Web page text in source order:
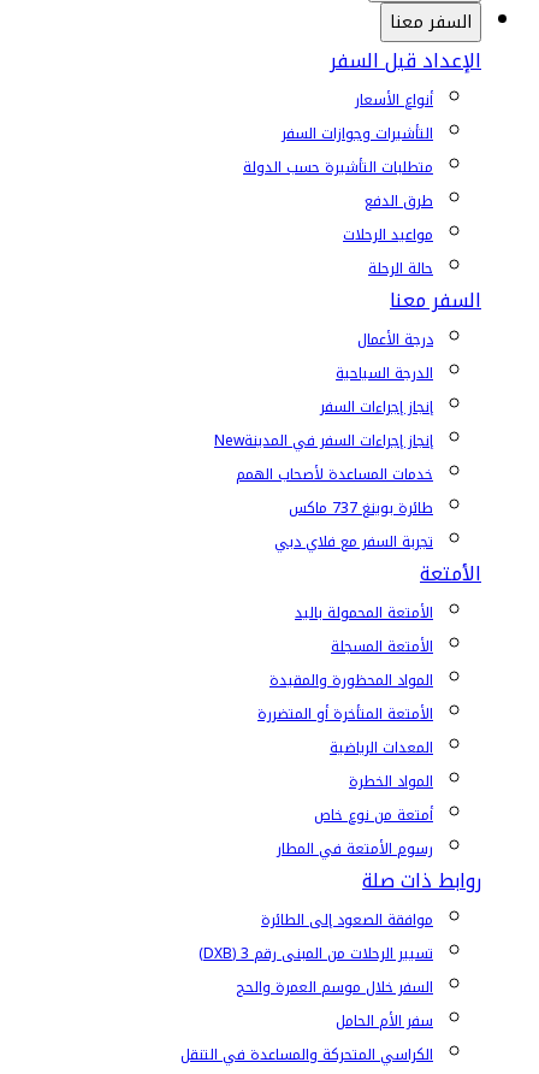
السفر معنا
الإعداد قبل السفر
أنواع الأسعار
التأشيرات وجوازات السفر
متطلبات التأشيرة حسب الدولة
طرق الدفع
مواعيد الرحلات
حالة الرحلة
السفر معنا
درجة الأعمال
الدرجة السياحية
إنجاز إجراءات السفر
إنجاز إجراءات السفر في المدينةNew
خدمات المساعدة لأصحاب الهمم
طائرة بوينغ 737 ماكس
تجربة السفر مع فلاي دبي
الأمتعة
الأمتعة المحمولة باليد
الأمتعة المسجلة
المواد المحظورة والمقيدة
الأمتعة المتأخرة أو المتضررة
المعدات الرياضية
المواد الخطرة
أمتعة من نوع خاص
رسوم الأمتعة في المطار
روابط ذات صلة
موافقة الصعود إلى الطائرة
تسيير الرحلات من المبنى رقم 3 (DXB)
السفر خلال موسم العمرة والحج
سفر الأم الحامل
الكراسي المتحركة والمساعدة في التنقل